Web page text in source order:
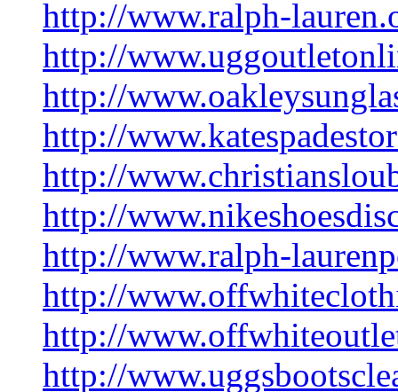
http://www.ralph-
http://
http://
http://
http://
http://
http://www.ralph-
http://
http://
http://